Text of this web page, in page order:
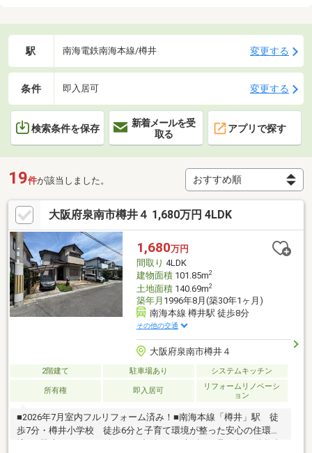
ならない方は、即入居可の物件から気になる家を見つけてくださ
駅 南海電鉄南海本線/樽井 変更する
条件 即入居可 変更する
検索条件を保存
新着メールを受
取る
アプリで探す
19件が該当しました。
大阪府泉南市樽井４ 1,680万円 4LDK
1,680万円
間取り 4LDK
建物面積101.85m2
土地面積140.69m2
築年月 1996年8月(築30年1ヶ月)
南海本線 樽井駅 徒歩8分
その他の交通
大阪府泉南市樽井４
2階建て 駐車場あり システムキッチン
所有権 即入居可
リフォームリノベーシ
ョン
■2026年7月室内フルリフォーム済み！■南海本線「樽井」駅 徒
歩7分・樽井小学校 徒歩6分と子育て環境が整った安心の住環